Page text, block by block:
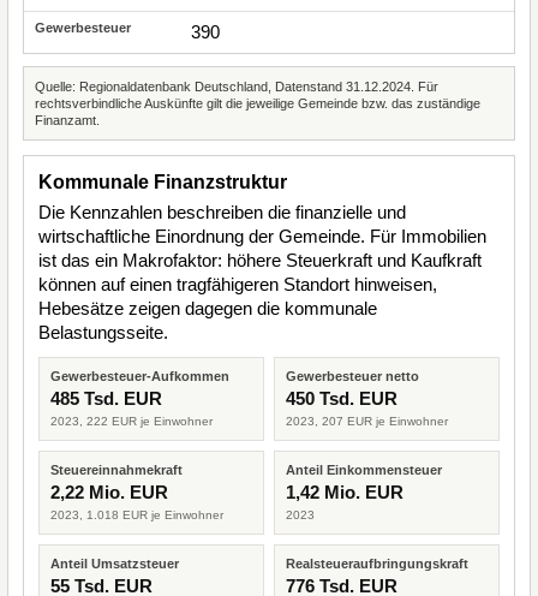
390
Quelle: Regionaldatenbank Deutschland, Datenstand 31.12.2024. Für
rechtsverbindliche Auskünfte gilt die jeweilige Gemeinde bzw. das zuständige
Finanzamt.
Kommunale Finanzstruktur
Die Kennzahlen beschreiben die finanzielle und
wirtschaftliche Einordnung der Gemeinde. Für Immobilien
ist das ein Makrofaktor: höhere Steuerkraft und Kaufkraft
können auf einen tragfähigeren Standort hinweisen,
Hebesätze zeigen dagegen die kommunale
Belastungsseite.
Gewerbesteuer-Aufkommen
485 Tsd. EUR
2023, 222 EUR je Einwohner
Gewerbesteuer netto
450 Tsd. EUR
2023, 207 EUR je Einwohner
Steuereinnahmekraft
2,22 Mio. EUR
2023, 1.018 EUR je Einwohner
Anteil Einkommensteuer
1,42 Mio. EUR
2023
Anteil Umsatzsteuer
55 Tsd. EUR
Realsteueraufbringungskraft
776 Tsd. EUR